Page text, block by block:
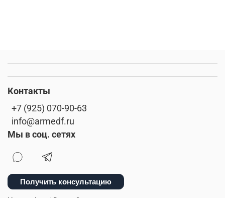
Контакты
+7 (925) 070-90-63
info@armedf.ru
Мы в соц. сетях
Получить консультацию